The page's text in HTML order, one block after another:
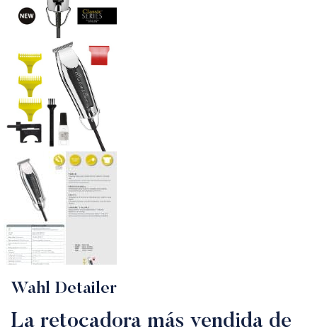
Wahl Detailer
La retocadora más vendida de